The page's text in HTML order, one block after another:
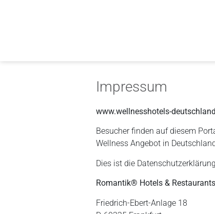
Impressum
www.wellnesshotels-
Besucher finden auf diesem
Wellness Angebot in
Dies ist die
Romantik® Hotels &
Friedrich-Ebert-Anlage 18